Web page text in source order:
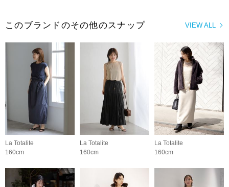
VIEW ALL
このブランドのその他のスナップ
La Totalite
160cm
La Totalite
160cm
La Totalite
160cm